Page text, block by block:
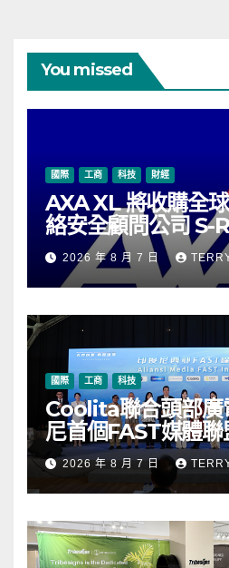
You missed
國際 工商 科技 財經
AXA XL 將收購全
絡安全顧問公司 S-
2026 年 8 月 7 日
國際 工商 科技
Coolita聯合頭部廣
尼首個FAST媒體聯
2026 年 8 月 7 日